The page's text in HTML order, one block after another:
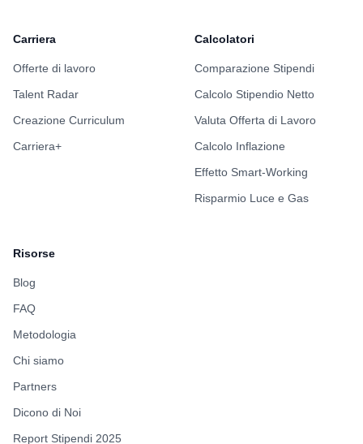
Carriera
Offerte di lavoro
Talent Radar
Creazione Curriculum
Carriera+
Calcolatori
Comparazione Stipendi
Calcolo Stipendio Netto
Valuta Offerta di Lavoro
Calcolo Inflazione
Effetto Smart-Working
Risparmio Luce e Gas
Risorse
Blog
FAQ
Metodologia
Chi siamo
Partners
Dicono di Noi
Report Stipendi 2025